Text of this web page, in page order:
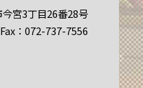
宮3丁目26番28号
：072-737-7556